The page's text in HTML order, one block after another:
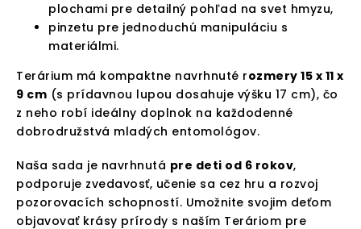
plochami pre detailný pohľad na svet hmyzu,
pinzetu pre jednoduchú manipuláciu s
materiálmi.
Terárium má kompaktne navrhnuté rozmery 15 x 11 x
9 cm (s prídavnou lupou dosahuje výšku 17 cm), čo
z neho robí ideálny doplnok na každodenné
dobrodružstvá mladých entomológov.
Naša sada je navrhnutá pre deti od 6 rokov,
podporuje zvedavosť, učenie sa cez hru a rozvoj
pozorovacích schopností. Umožnite svojim deťom
objavovať krásy prírody s naším Teráriom pre